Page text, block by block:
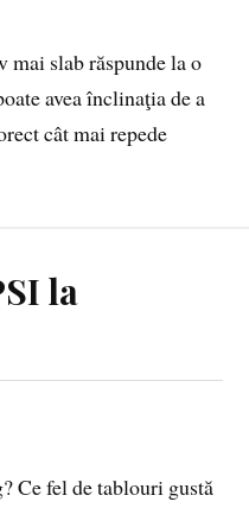
mai slab răspunde la o
avea înclinaţia de a
cât mai repede
la
Ce fel de tablouri gustă